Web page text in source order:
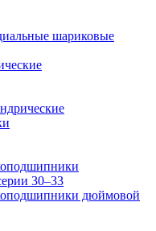
шариковые
30–33
дюймовой